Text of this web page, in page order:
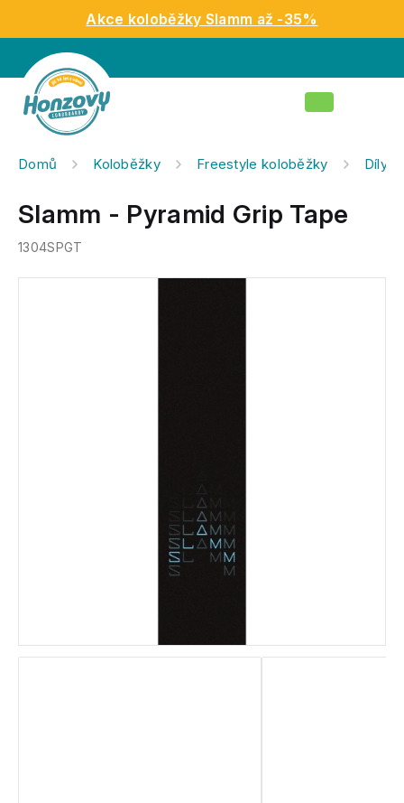
obsah
Akce koloběžky Slamm až -35%
Nákupní
Domů Koloběžky Freestyle koloběžky Díly
Slamm - Pyramid Grip Tape
1304SPGT